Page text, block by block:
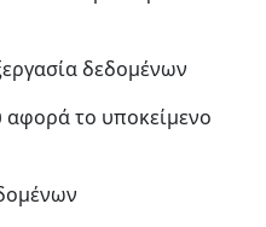
δεδομένων
το υποκείμενο